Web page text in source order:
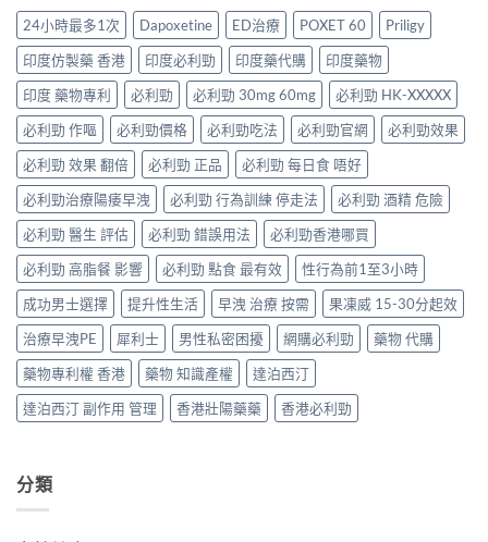
與
療
效
評
估〉
中
用
條
件、
風
險
與
安
全
指
南〉
中
何
同
時
解
決
勃
起
功
能
障
礙
與
早
洩〉
中
夠？
破
解
「劑
量
尷
尬」
的
三
種
解
法
與
替
代
方
案〉
中
完
整
解
析：
雙
效
果
凍
威、
西
地
那
非
＋
達
泊
西
汀
一
次
搞
掂
ED
24小時最多1次 Dapoxetine ED治療 POXET 60
Priligy
印度仿製藥 香港
印度必利勁 印度藥代購
印度藥物
印度 藥物專利
必利勁 必利勁 30mg 60mg
必利勁 HK-XXXXX
必利勁 作嘔
必利勁價格 必利勁吃法 必利勁官網
必利勁效果
必利勁 效果 翻倍
必利勁 正品
必利勁 每日食 唔好
必利勁治療陽痿早洩
必利勁 行為訓練 停走法
必利勁 酒精 危險
必利勁 醫生 評估
必利勁 錯誤用法
必利勁香港哪買
必利勁 高脂餐 影響
必利勁 點食 最有效
性行為前1至3小時
成功男士選擇
提升性生活 早洩 治療 按需
果凍威 15-30分起效
治療早洩PE
犀利士 男性私密困擾 網購必利勁
藥物 代購
藥物專利權 香港
藥物 知識產權
達泊西汀
達泊西汀 副作用 管理
香港壯陽藥藥 香港必利勁
分類